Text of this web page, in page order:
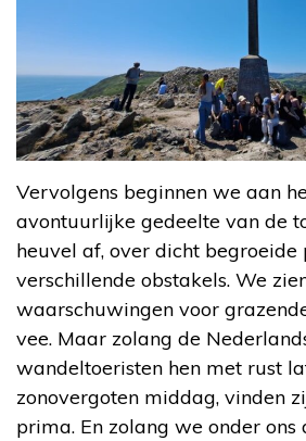
Vervolgens beginnen we aan
avontuurlijke gedeelte van de
heuvel af, over dicht begroeide
verschillende obstakels. We
waarschuwingen voor
vee. Maar zolang de
wandeltoeristen hen met rust
zonovergoten middag, vinden
prima. En zolang we onder ons